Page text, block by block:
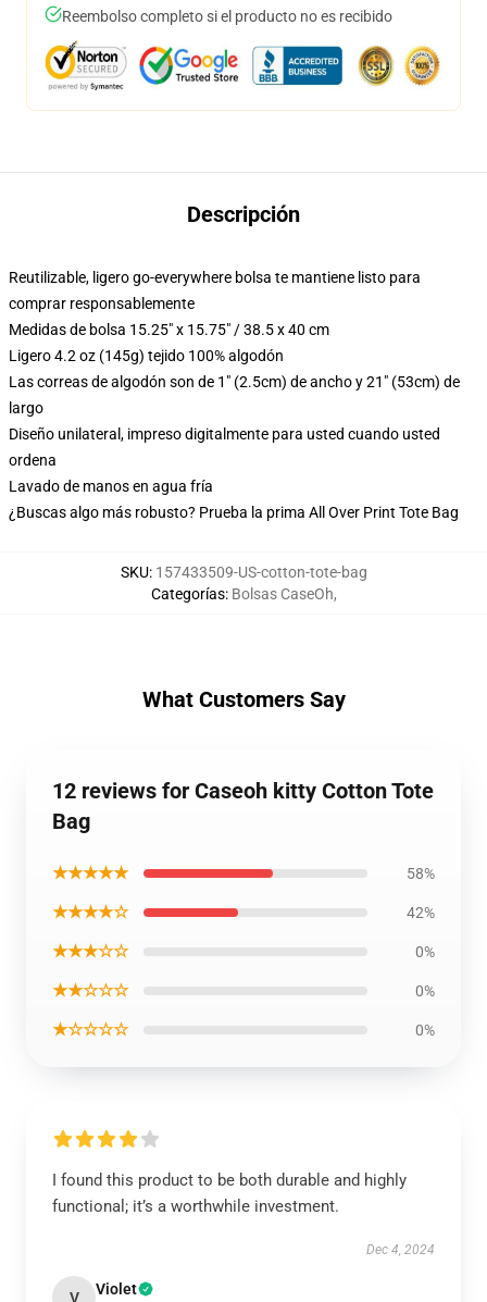
Reembolso completo si el producto no es recibido
Descripción
Reutilizable, ligero go-everywhere bolsa te mantiene listo para
comprar responsablemente
Medidas de bolsa 15.25" x 15.75" / 38.5 x 40 cm
Ligero 4.2 oz (145g) tejido 100% algodón
Las correas de algodón son de 1" (2.5cm) de ancho y 21" (53cm) de
largo
Diseño unilateral, impreso digitalmente para usted cuando usted
ordena
Lavado de manos en agua fría
¿Buscas algo más robusto? Prueba la prima All Over Print Tote Bag
SKU: 157433509-US-cotton-tote-bag
Categorías: Bolsas CaseOh,
What Customers Say
12 reviews for Caseoh kitty Cotton Tote
Bag
★★★★★ 58%
★★★★☆ 42%
★★★☆☆ 0%
★★☆☆☆ 0%
★☆☆☆☆ 0%
I found this product to be both durable and highly
functional; it’s a worthwhile investment.
Dec 4, 2024
V Violet